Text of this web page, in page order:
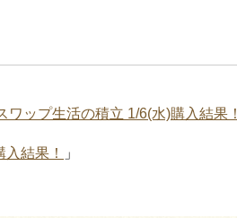
ワップ生活の積立 1/6(水)購入結果！
結果！ 」